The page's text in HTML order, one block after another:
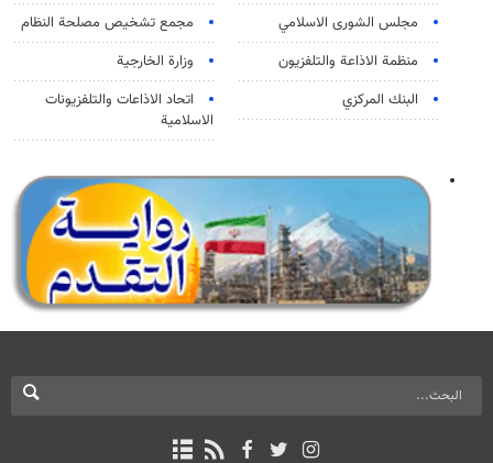
مجلس الشورى الاسلامي
مجمع تشخيص مصلحة النظام
منظمة الاذاعة والتلفزیون
وزارة الخارجية
البنك المركزي
اتحاد الاذاعات والتلفزيونات
الاسلامية